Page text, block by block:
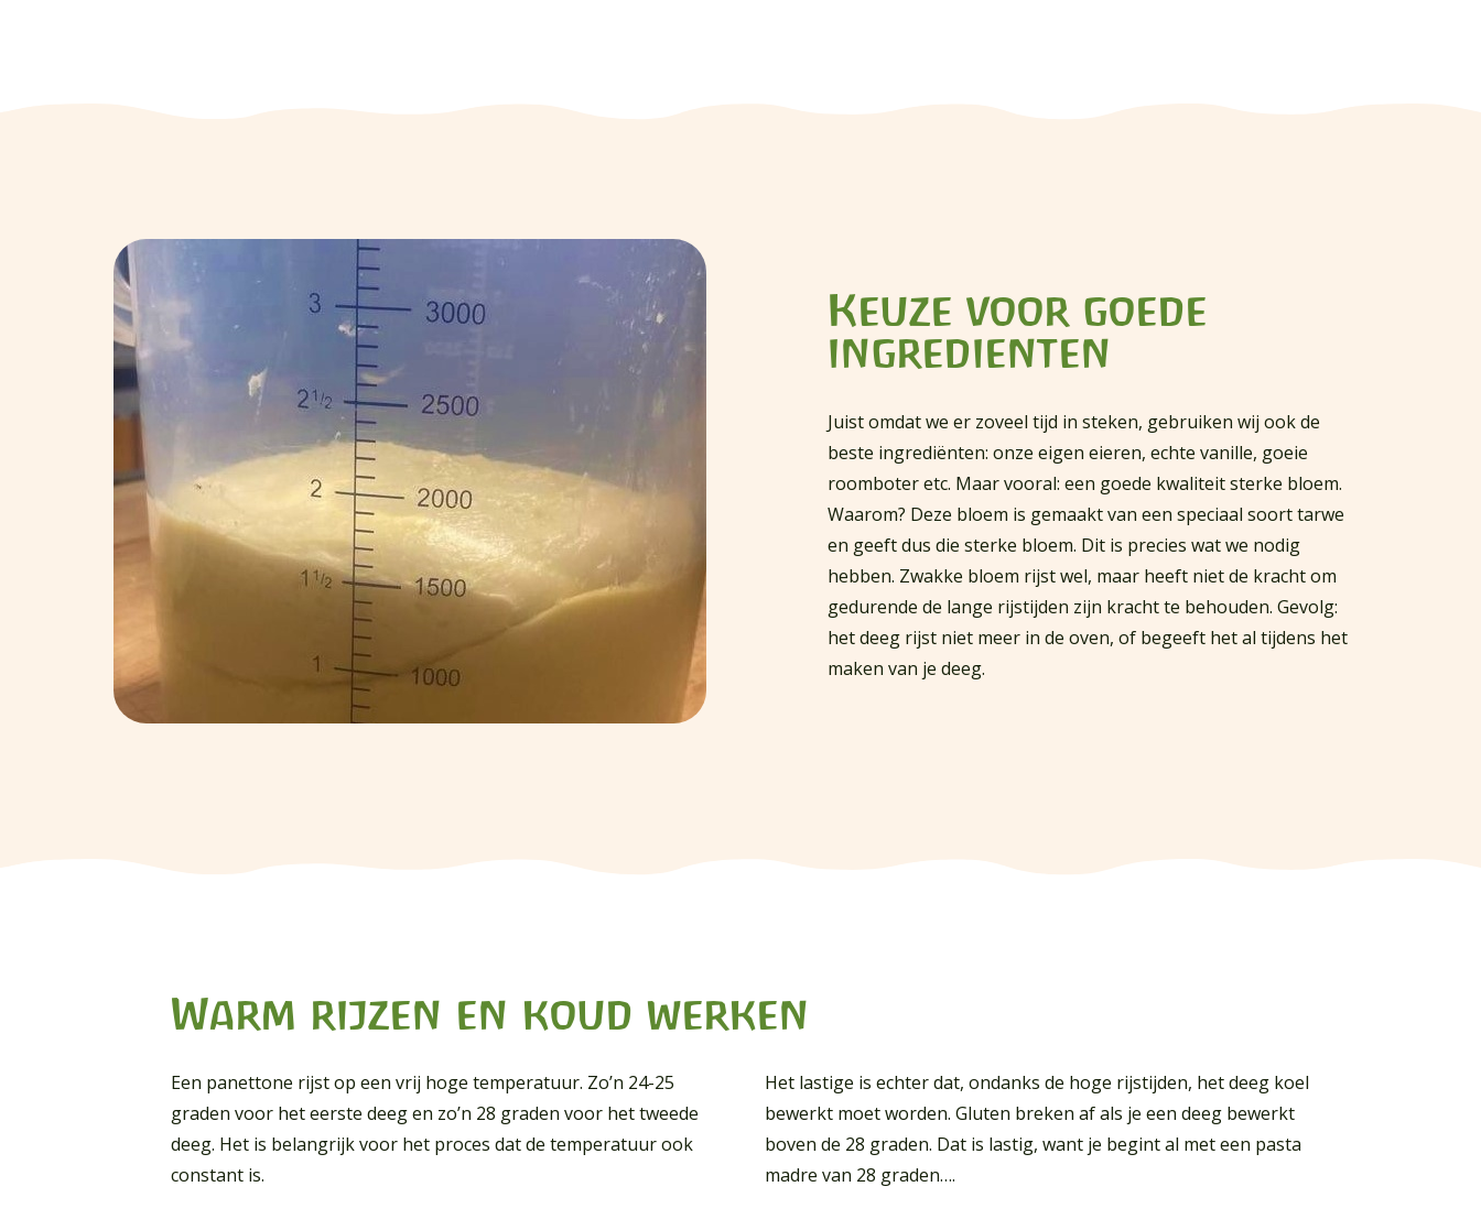
Keuze voor goede
ingredienten
Juist omdat we er zoveel tijd in steken, gebruiken wij ook de
beste ingrediënten: onze eigen eieren, echte vanille, goeie
roomboter etc. Maar vooral: een goede kwaliteit sterke bloem.
Waarom? Deze bloem is gemaakt van een speciaal soort tarwe
en geeft dus die sterke bloem. Dit is precies wat we nodig
hebben. Zwakke bloem rijst wel, maar heeft niet de kracht om
gedurende de lange rijstijden zijn kracht te behouden. Gevolg:
het deeg rijst niet meer in de oven, of begeeft het al tijdens het
maken van je deeg.
Warm rijzen en koud werken
Een panettone rijst op een vrij hoge temperatuur. Zo’n 24-25
graden voor het eerste deeg en zo’n 28 graden voor het tweede
deeg. Het is belangrijk voor het proces dat de temperatuur ook
constant is.
Het lastige is echter dat, ondanks de hoge rijstijden, het deeg koel
bewerkt moet worden. Gluten breken af als je een deeg bewerkt
boven de 28 graden. Dat is lastig, want je begint al met een pasta
madre van 28 graden….